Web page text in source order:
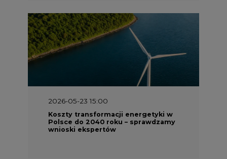
2026-05-23 15:00
Koszty transformacji energetyki w
Polsce do 2040 roku – sprawdzamy
wnioski ekspertów